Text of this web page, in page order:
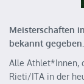
Meisterschaften
bekannt gegeben.
Alle Athlet*Innen,
Rieti/ITA in der